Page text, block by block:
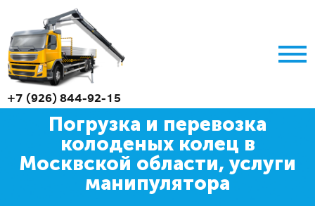
+7 (926) 844-92-15
Погрузка и перевозка
колоденых колец в
Москвской области, услуги
манипулятора